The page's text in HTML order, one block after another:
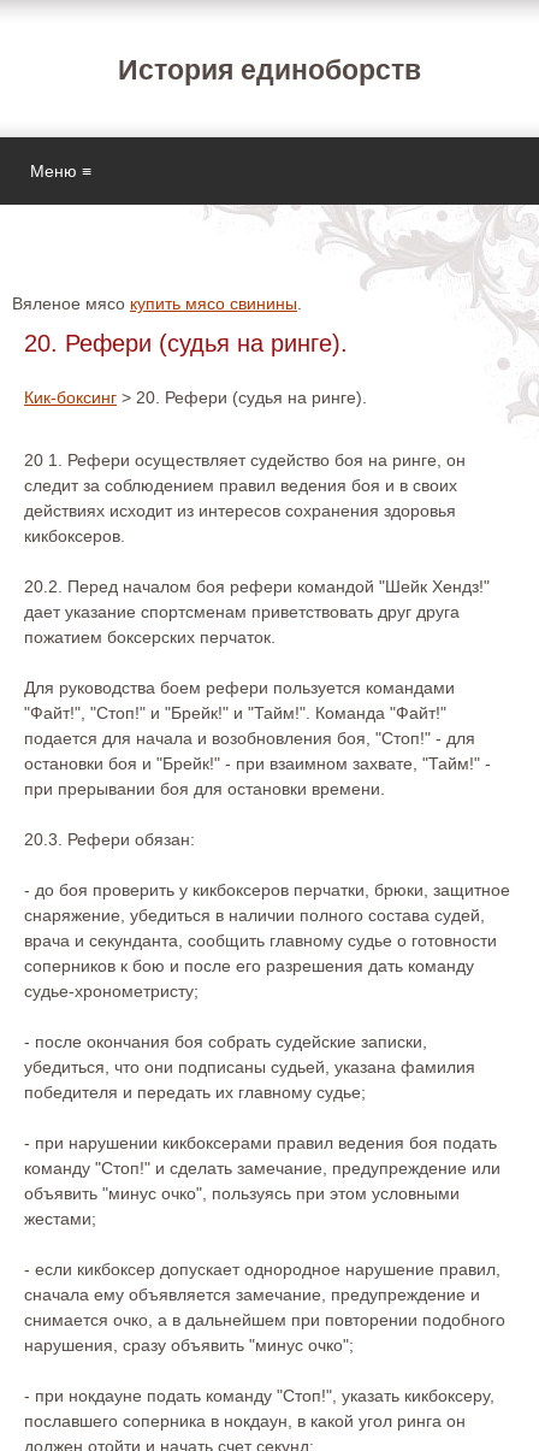
История единоборств
Меню ≡
Вяленое мясо купить мясо свинины
20. Рефери (судья на ринге).
Кик-боксинг > 20. Рефери (судья на ринге).
20 1. Рефери осуществляет судейство боя на ринге, он
следит за соблюдением правил ведения боя и в своих
действиях исходит из интересов сохранения здоровья
кикбоксеров.
20.2. Перед началом боя рефери командой "Шейк Хендз!"
дает указание спортсменам приветствовать друг друга
пожатием боксерских перчаток.
Для руководства боем рефери пользуется командами
"Файт!", "Стоп!" и "Брейк!" и "Тайм!". Команда "Файт!"
подается для начала и возобновления боя, "Стоп!" - для
остановки боя и "Брейк!" - при взаимном захвате, "Тайм!" -
при прерывании боя для остановки времени.
20.3. Рефери обязан:
- до боя проверить у кикбоксеров перчатки, брюки, защитное
снаряжение, убедиться в наличии полного состава судей,
врача и секунданта, сообщить главному судье о готовности
соперников к бою и после его разрешения дать команду
судье-хронометристу;
- после окончания боя собрать судейские записки,
убедиться, что они подписаны судьей, указана фамилия
победителя и передать их главному судье;
- при нарушении кикбоксерами правил ведения боя подать
команду "Стоп!" и сделать замечание, предупреждение или
объявить "минус очко", пользуясь при этом условными
жестами;
- если кикбоксер допускает однородное нарушение правил,
сначала ему объявляется замечание, предупреждение и
снимается очко, а в дальнейшем при повторении подобного
нарушения, сразу объявить "минус очко";
- при нокдауне подать команду "Стоп!", указать кикбоксеру,
пославшего соперника в нокдаун, в какой угол ринга он
должен отойти и начать счет секунд;